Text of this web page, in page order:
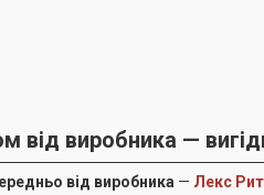
від виробника —
від виробника— Лекс